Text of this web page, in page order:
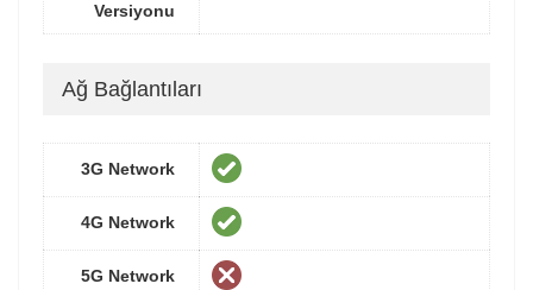
Versiyonu
Ağ Bağlantıları
3G Network
4G Network
5G Network